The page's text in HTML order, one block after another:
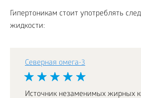
Гипертоникам стоит употреблять
жидкости:
Северная омега-3
Источник незаменимых жирных